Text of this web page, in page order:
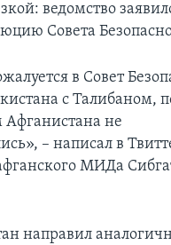
ведомство
Совета
в Совет
с Талибаном,
Афганистана не
– написал в
МИДа
направил